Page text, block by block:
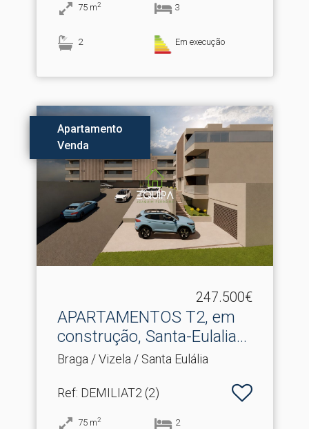
75 m2 3
2 Em execução
Apartamento
Venda
247.500€
APARTAMENTOS T2, em
construção, Santa-Eulalia.​..
Braga / Vizela / Santa Eulália
Ref: DEMILIAT2 (2)
75 m2 2